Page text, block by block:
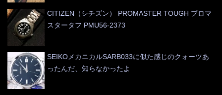
CITIZEN（シチズン） PROMASTER TOUGH プロマ
スタータフ PMU56-2373
SEIKOメカニカルSARB033に似た感じのクォーツあ
ったんだ、知らなかったよ